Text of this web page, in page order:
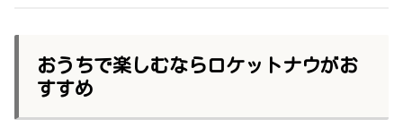
おうちで楽しむならロケットナウがお
すすめ